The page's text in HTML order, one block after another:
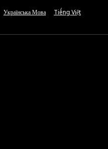
Українська Мова Tiếng Việt